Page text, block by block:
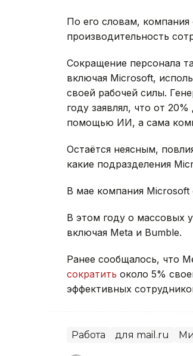
По его словам, компания
производительность
Сокращение персонала
включая Microsoft,
своей рабочей силы.
году заявлял, что от
помощью ИИ, а сама
Остаётся неясным,
какие подразделения
В мае компания Microsoft
В этом году о массовых
включая Meta и Bumble.
Ранее сообщалось, что
сократить около 5%
эффективных
Работа для mail.ru